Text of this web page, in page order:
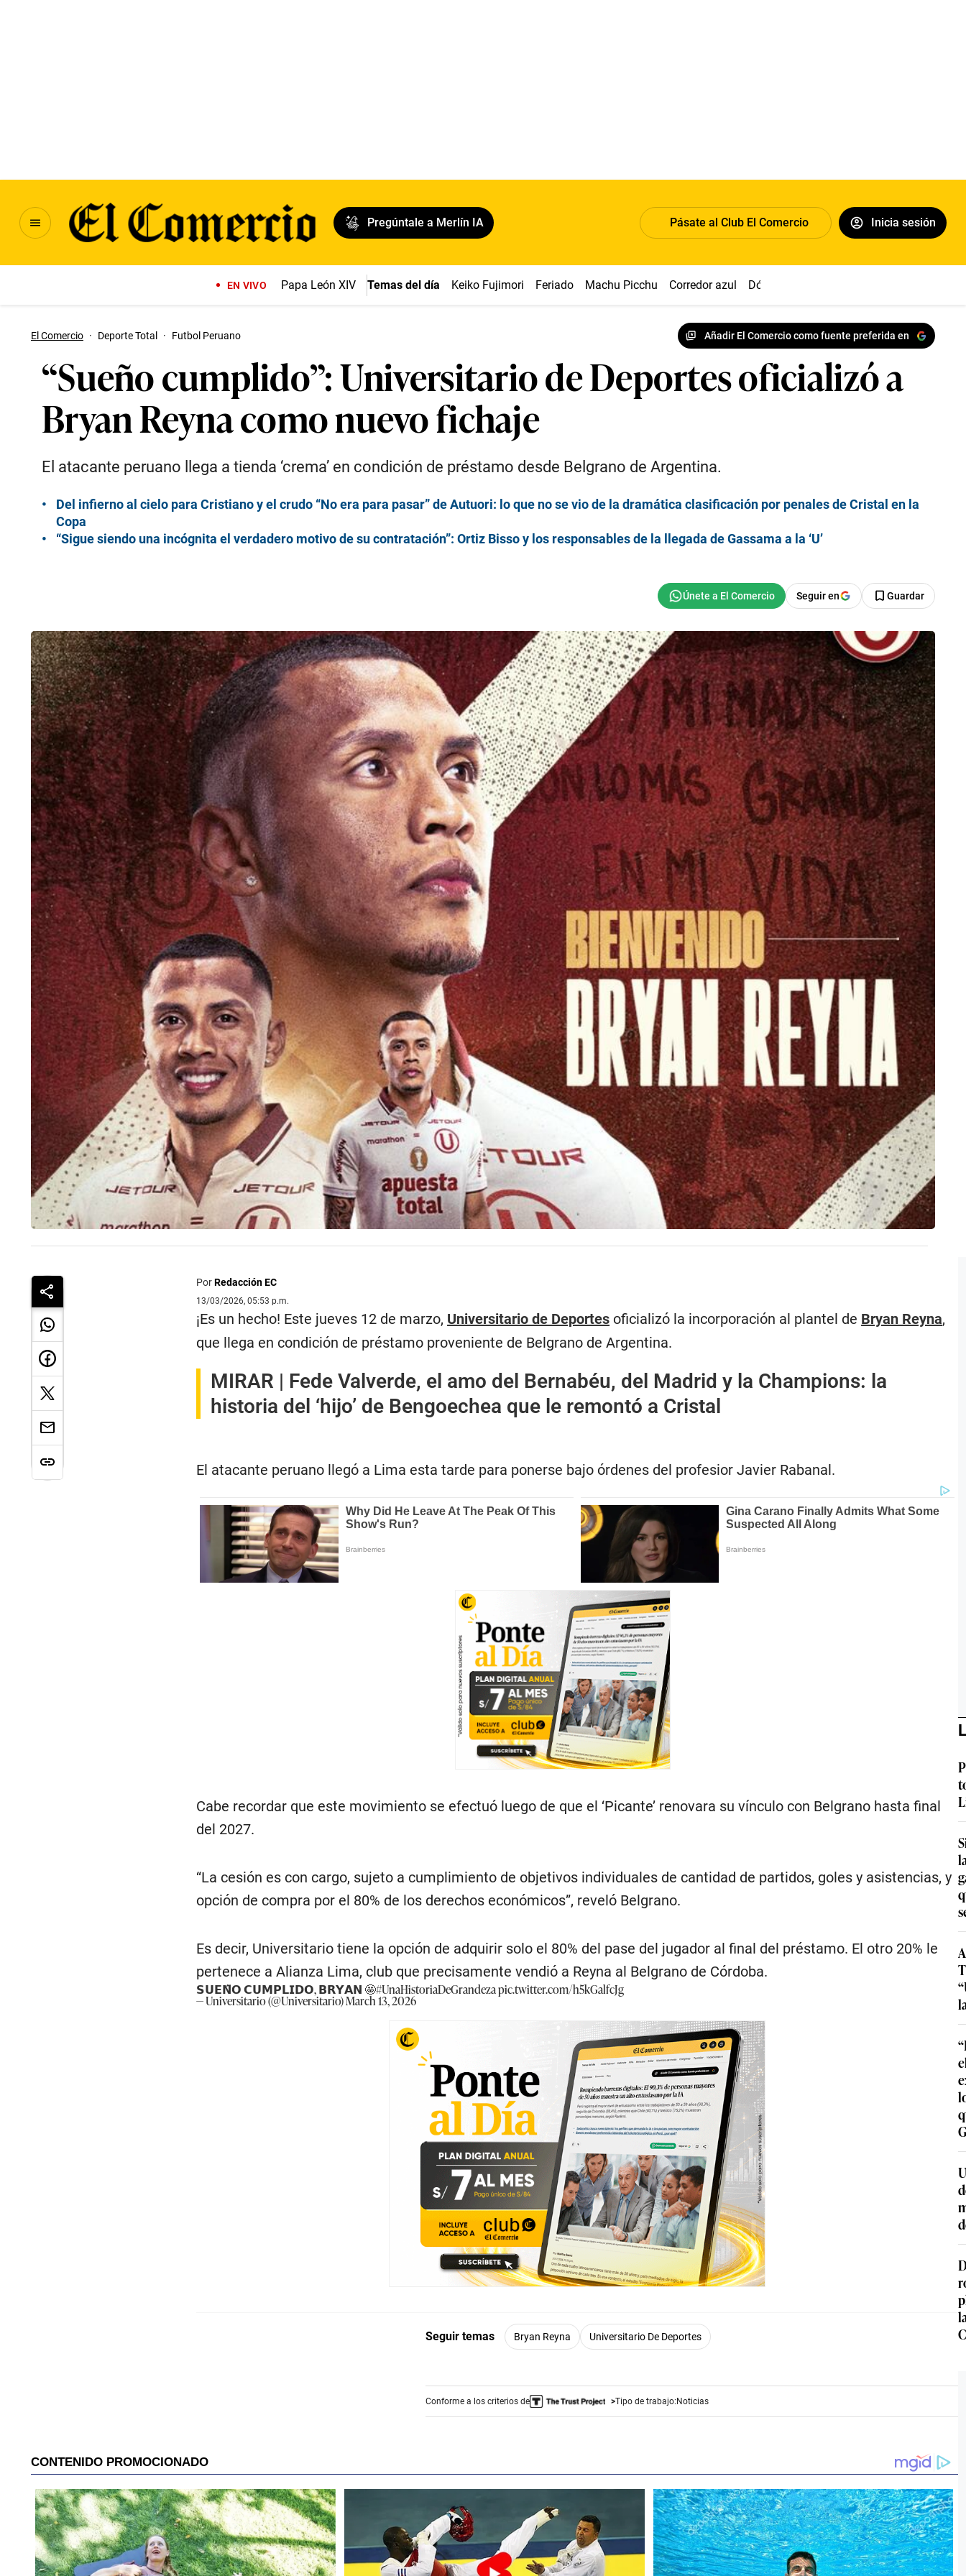
Pregúntale a Merlín IA Pásate al Club El Comercio Inicia sesión
EN VIVO Papa León XIV Temas del día Keiko Fujimori Feriado Machu Picchu Corredor azul Dólar
El Comercio · Deporte Total · Futbol Peruano Añadir El Comercio como fuente preferida en
“Sueño cumplido”: Universitario de Deportes oficializó a
Bryan Reyna como nuevo fichaje
El atacante peruano llega a tienda ‘crema’ en condición de préstamo desde Belgrano de Argentina.
Del infierno al cielo para Cristiano y el crudo “No era para pasar” de Autuori: lo que no se vio de la dramática clasificación por penales de Cristal en la
Copa
“Sigue siendo una incógnita el verdadero motivo de su contratación”: Ortiz Bisso y los responsables de la llegada de Gassama a la ‘U’
Seguir en Guardar
PorRedacción EC
13/03/2026, 05:53 p.m.
¡Es un hecho! Este jueves 12 de marzo, Universitario de Deportes oficializó la incorporación al plantel de Bryan Reyna,
que llega en condición de préstamo proveniente de Belgrano de Argentina.
MIRAR | Fede Valverde, el amo del Bernabéu, del Madrid y la Champions: la
historia del ‘hijo’ de Bengoechea que le remontó a Cristal
El atacante peruano llegó a Lima esta tarde para ponerse bajo órdenes del profesior Javier Rabanal.
Cabe recordar que este movimiento se efectuó luego de que el ‘Picante’ renovara su vínculo con Belgrano hasta final
del 2027.
“La cesión es con cargo, sujeto a cumplimiento de objetivos individuales de cantidad de partidos, goles y asistencias, y
opción de compra por el 80% de los derechos económicos”, reveló Belgrano.
Es decir, Universitario tiene la opción de adquirir solo el 80% del pase del jugador al final del préstamo. El otro 20% le
pertenece a Alianza Lima, club que precisamente vendió a Reyna al Belgrano de Córdoba.
𝗦𝗨𝗘𝗡̃𝗢 𝗖𝗨𝗠𝗣𝗟𝗜𝗗𝗢, 𝗕𝗥𝗬𝗔𝗡 🤩#UnaHistoriaDeGrandezapic.twitter.com/h5kGalfcJg
— Universitario (@Universitario)March 13, 2026
Seguir temas Bryan Reyna Universitario De Deportes
Conforme a los criterios de Tipo de trabajo: Noticias